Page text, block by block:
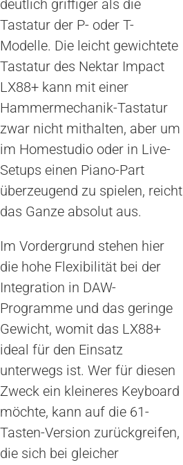
deutlich griffiger als die
Tastatur der P- oder T-
Modelle. Die leicht gewichtete
Tastatur des Nektar Impact
LX88+ kann mit einer
Hammermechanik-Tastatur
zwar nicht mithalten, aber um
im Homestudio oder in Live-
Setups einen Piano-Part
überzeugend zu spielen, reicht
das Ganze absolut aus.
Im Vordergrund stehen hier
die hohe Flexibilität bei der
Integration in DAW-
Programme und das geringe
Gewicht, womit das LX88+
ideal für den Einsatz
unterwegs ist. Wer für diesen
Zweck ein kleineres Keyboard
möchte, kann auf die 61-
Tasten-Version zurückgreifen,
die sich bei gleicher